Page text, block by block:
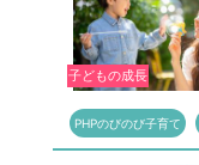
子どもの成長
PHPのびのび子育て